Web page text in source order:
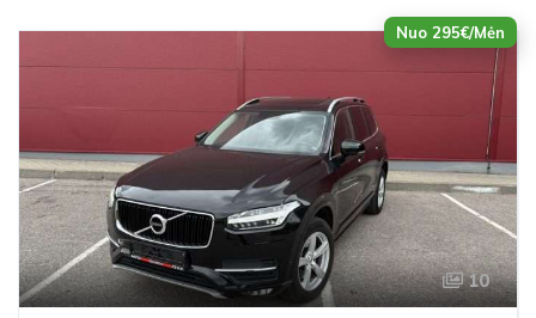
Nuo 295€/Mėn
10